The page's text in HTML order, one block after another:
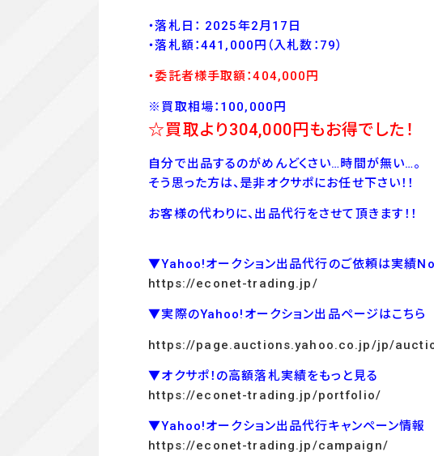
・落札日： 2025年2月17日
・落札額：441,000 円 （入札数：79）
・委託者様手取額：404,000 円
※買取相場：100,000円
☆買取より304,000円もお得でした！
自分で出品するのがめんどくさい…時間が無い…。
そう思った方は、是非オクサポにお任せ下さい！！
お客様の代わりに、出品代行をさせて頂きます！！
▼Yahoo!オークション出品代行のご依頼は実績
https://econet-trading.jp/
▼実際のYahoo!オークション出品ページはこちら
https://page.auctions.yahoo.co.jp/jp/
▼オクサポ！の高額落札実績をもっと見る
https://econet-trading.jp/portfolio/
▼Yahoo!オークション出品代行キャンペーン情報
https://econet-trading.jp/campaign/